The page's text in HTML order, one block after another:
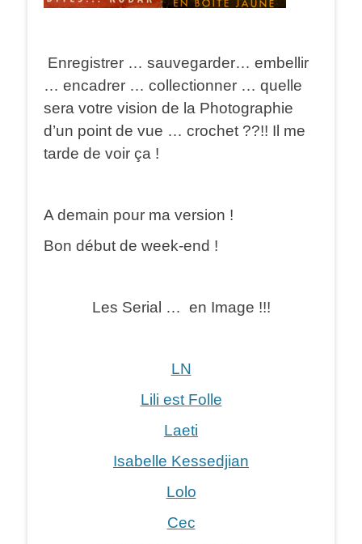
Enregistrer … sauvegarder… embellir
… encadrer … collectionner … quelle
sera votre vision de la Photographie
d’un point de vue … crochet ??!! Il me
tarde de voir ça !
A demain pour ma version !
Bon début de week-end !
Les Serial … en Image !!!
LN
Lili est Folle
Laeti
Isabelle Kessedjian
Lolo
Cec